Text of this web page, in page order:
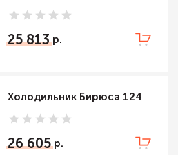
25 813
Холодильник Бирюса 124
26 605